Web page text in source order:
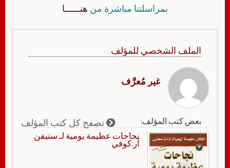
بمراسلتنا مباشرة من هنــــــا
الملف الشخصي للمؤلف
غير مُعرَّف
بعض كتب المؤلف: تصفح كل كتب المؤلف
نجاحات عظيمة يومية لـ ستيفن
آر.كوفي